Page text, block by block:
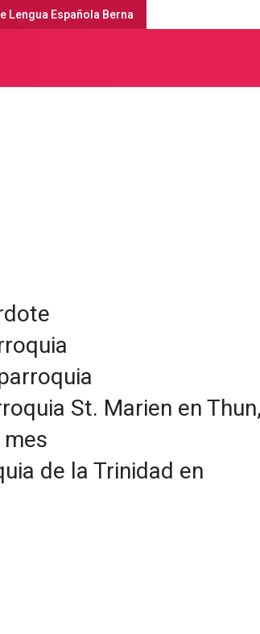
Lengua Española Berna
St. Marien en Thun,
de la Trinidad en